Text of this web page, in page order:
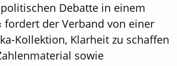
Debatte in einem
fordert der Verband von einer
Kollektion, Klarheit zu schaffen
sowie